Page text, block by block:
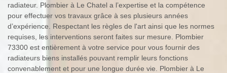
radiateur. Plombier à Le Chatel a l’expertise et la compétence
pour effectuer vos travaux grâce à ses plusieurs années
d’expérience. Respectant les règles de l'art ainsi que les normes
requises, les interventions seront faites sur mesure. Plombier
73300 est entièrement à votre service pour vous fournir des
radiateurs biens installés pouvant remplir leurs fonctions
convenablement et pour une longue durée vie. Plombier à Le